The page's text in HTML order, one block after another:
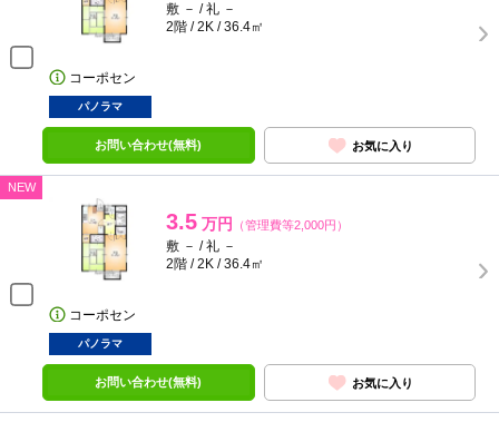
敷 － / 礼 －
2階 / 2K / 36.4㎡
コーポセン
パノラマ
お問い合わせ(無料) お気に入り
NEW
3.5 万円 （管理費等2,000円）
敷 － / 礼 －
2階 / 2K / 36.4㎡
コーポセン
パノラマ
お問い合わせ(無料) お気に入り